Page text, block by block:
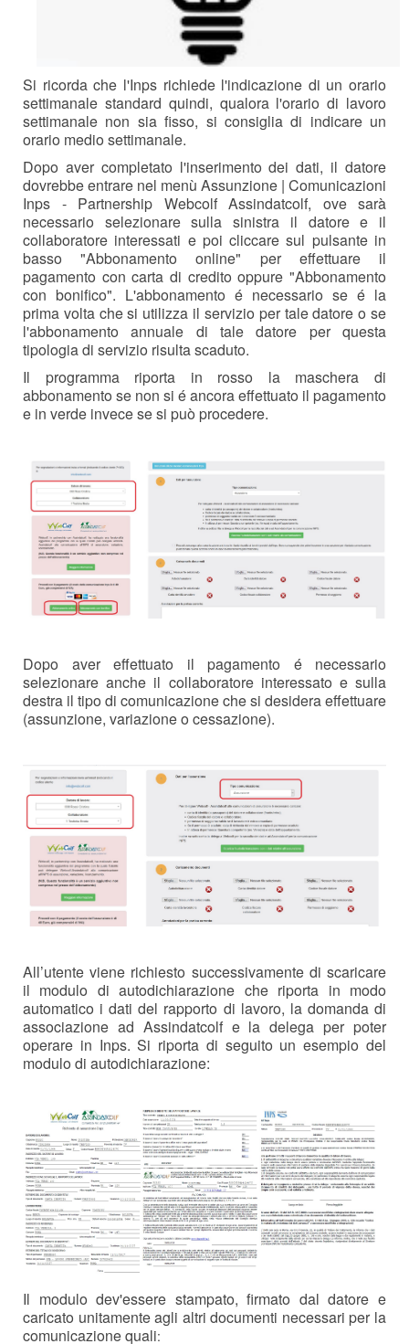
Si ricorda che l'Inps richiede l'indicazione di un orario
settimanale standard quindi, qualora l'orario di lavoro
settimanale non sia fisso, si consiglia di indicare un
orario medio settimanale.
Dopo aver completato l'inserimento dei dati, il datore
dovrebbe entrare nel menù Assunzione | Comunicazioni
Inps - Partnership Webcolf Assindatcolf, ove sarà
necessario selezionare sulla sinistra il datore e il
collaboratore interessati e poi cliccare sul pulsante in
basso "Abbonamento online" per effettuare il
pagamento con carta di credito oppure "Abbonamento
con bonifico". L'abbonamento é necessario se é la
prima volta che si utilizza il servizio per tale datore o se
l'abbonamento annuale di tale datore per questa
tipologia di servizio risulta scaduto.
Il programma riporta in rosso la maschera di
abbonamento se non si é ancora effettuato il pagamento
e in verde invece se si può procedere.
Dopo aver effettuato il pagamento é necessario
selezionare anche il collaboratore interessato e sulla
destra il tipo di comunicazione che si desidera effettuare
(assunzione, variazione o cessazione).
All’utente viene richiesto successivamente di scaricare
il modulo di autodichiarazione che riporta in modo
automatico i dati del rapporto di lavoro, la domanda di
associazione ad Assindatcolf e la delega per poter
operare in Inps. Si riporta di seguito un esempio del
modulo di autodichiarazione:
Il modulo dev'essere stampato, firmato dal datore e
caricato unitamente agli altri documenti necessari per la
comunicazione quali: